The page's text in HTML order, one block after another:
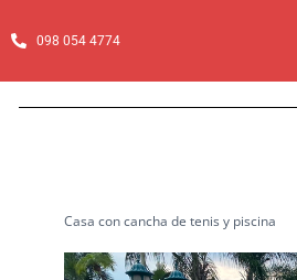
al
098 054 4774
Casa con cancha de tenis y piscina